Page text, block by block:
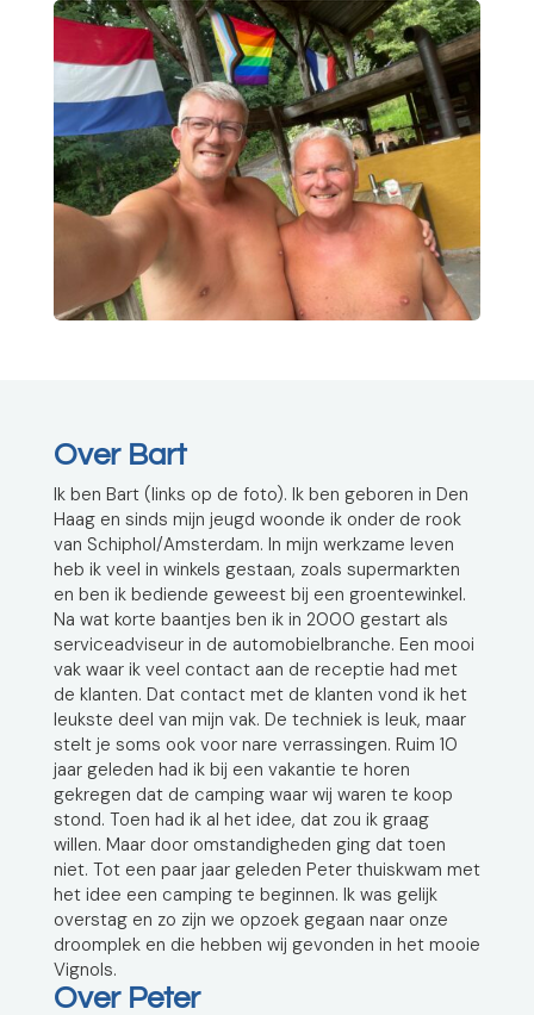
Over Bart
Ik ben Bart (links op de foto). Ik ben geboren in Den
Haag en sinds mijn jeugd woonde ik onder de rook
van Schiphol/Amsterdam. In mijn werkzame leven
heb ik veel in winkels gestaan, zoals supermarkten
en ben ik bediende geweest bij een groentewinkel.
Na wat korte baantjes ben ik in 2000 gestart als
serviceadviseur in de automobielbranche. Een mooi
vak waar ik veel contact aan de receptie had met
de klanten. Dat contact met de klanten vond ik het
leukste deel van mijn vak. De techniek is leuk, maar
stelt je soms ook voor nare verrassingen. Ruim 10
jaar geleden had ik bij een vakantie te horen
gekregen dat de camping waar wij waren te koop
stond. Toen had ik al het idee, dat zou ik graag
willen. Maar door omstandigheden ging dat toen
niet. Tot een paar jaar geleden Peter thuiskwam met
het idee een camping te beginnen. Ik was gelijk
overstag en zo zijn we opzoek gegaan naar onze
droomplek en die hebben wij gevonden in het mooie
Vignols.
Over Peter